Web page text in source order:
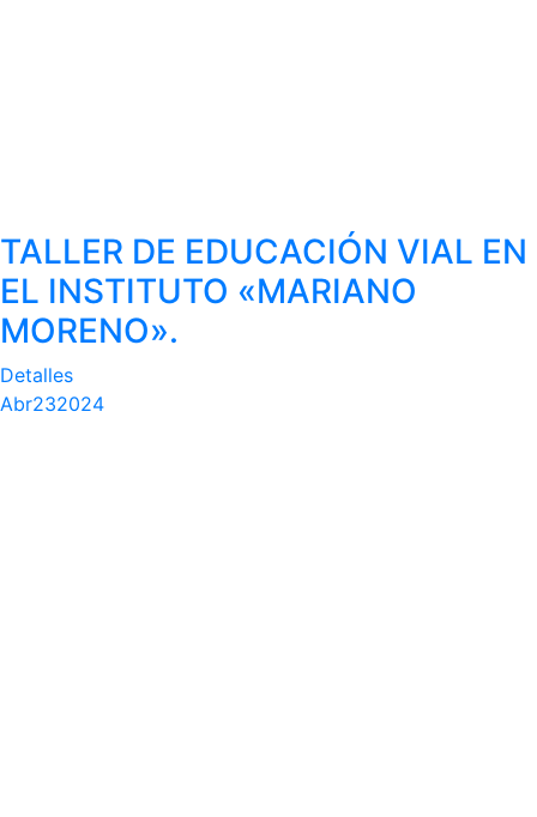
TALLER DE EDUCACIÓN VIAL EN
EL INSTITUTO «MARIANO
MORENO».
Detalles
Abr232024